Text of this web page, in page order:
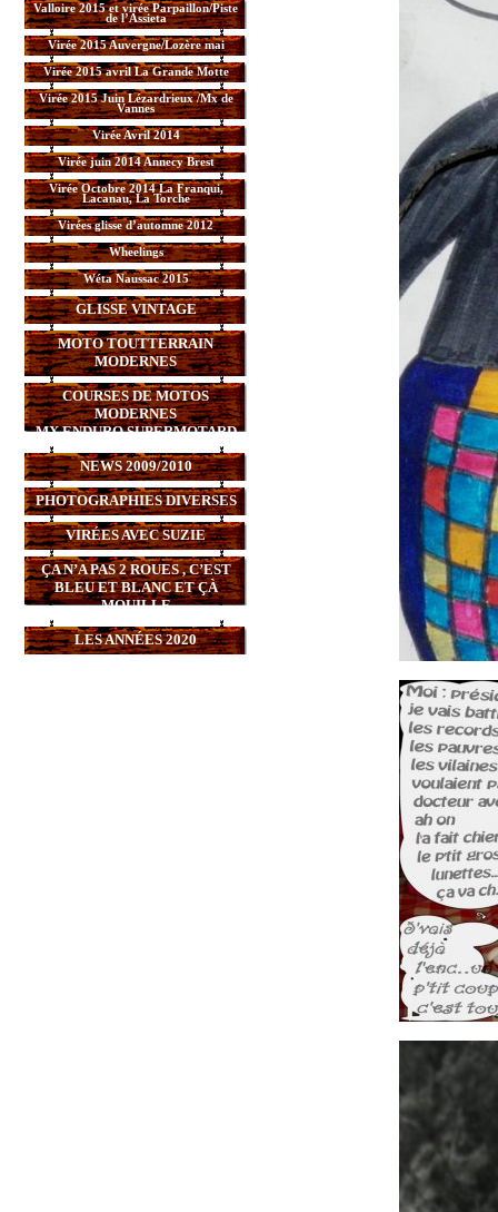
Valloire 2015 et virée Parpaillon/Piste
de l’Assieta
Virée 2015 Auvergne/Lozère mai
Virée 2015 avril La Grande Motte
Virée 2015 Juin Lézardrieux /Mx de
Vannes
Virée Avril 2014
Virée juin 2014 Annecy Brest
Virée Octobre 2014 La Franqui,
Lacanau, La Torche
Virées glisse d’automne 2012
Wheelings
Wéta Naussac 2015
GLISSE VINTAGE
MOTO TOUTTERRAIN
MODERNES
COURSES DE MOTOS
MODERNES
MX,ENDURO,SUPERMOTARD
NEWS 2009/2010
PHOTOGRAPHIES DIVERSES
VIRÉES AVEC SUZIE
ÇA N’A PAS 2 ROUES , C’EST
BLEU ET BLANC ET ÇÀ
MOUILLE
LES ANNÉES 2020